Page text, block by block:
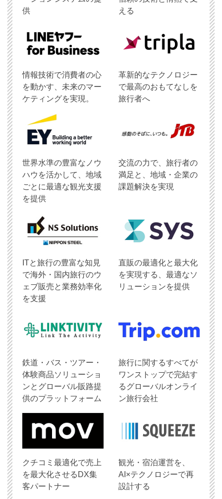
供
える
情報技術で消費者の心
を動かす、未来のマー
ケティングを実現。
革新的なテクノロジー
で最高のおもてなしを
旅行者へ
世界水準の豊富なノウ
ハウを活かして、地域
ごとに最適な観光支援
を提供
交流の力で、旅行者の
満足と、地域・企業の
課題解決を実現
ITと旅行の豊富な知見
で海外・国内旅行のウ
ェブ販売と業務効率化
を支援
直販の最適化と最大化
を実現する、最適なソ
リューションを提供
鉄道・バス・ツアー・
体験商品ソリューショ
ンとグローバル販路提
供のプラットフォーム
旅行に関するすべてが
ワンストップで完結す
るグローバルオンライ
ン旅行会社
クチコミ最適化で売上
を最大化させるDX集
客パートナー
観光・宿泊運営を、
AI×テクノロジーで再
設計する